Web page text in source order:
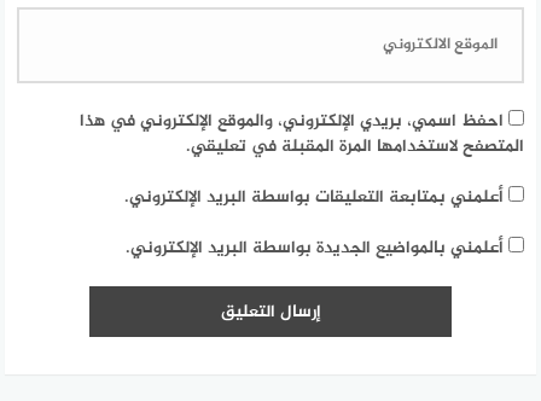
احفظ اسمي، بريدي الإلكتروني، والموقع الإلكتروني في هذا
المتصفح لاستخدامها المرة المقبلة في تعليقي.
أعلمني بمتابعة التعليقات بواسطة البريد الإلكتروني.
أعلمني بالمواضيع الجديدة بواسطة البريد الإلكتروني.